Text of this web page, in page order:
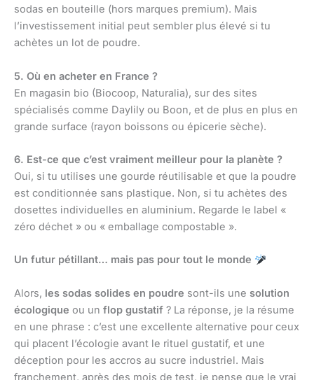
sodas en bouteille (hors marques premium). Mais
l’investissement initial peut sembler plus élevé si tu
achètes un lot de poudre.
5. Où en acheter en France ?
En magasin bio (Biocoop, Naturalia), sur des sites
spécialisés comme Daylily ou Boon, et de plus en plus en
grande surface (rayon boissons ou épicerie sèche).
6. Est-ce que c’est vraiment meilleur pour la planète ?
Oui, si tu utilises une gourde réutilisable et que la poudre
est conditionnée sans plastique. Non, si tu achètes des
dosettes individuelles en aluminium. Regarde le label «
zéro déchet » ou « emballage compostable ».
Un futur pétillant… mais pas pour tout le monde
Alors, les sodas solides en poudre sont-ils une solution
écologique ou un flop gustatif ? La réponse, je la résume
en une phrase : c’est une excellente alternative pour ceux
qui placent l’écologie avant le rituel gustatif, et une
déception pour les accros au sucre industriel. Mais
franchement, après des mois de test, je pense que le vrai